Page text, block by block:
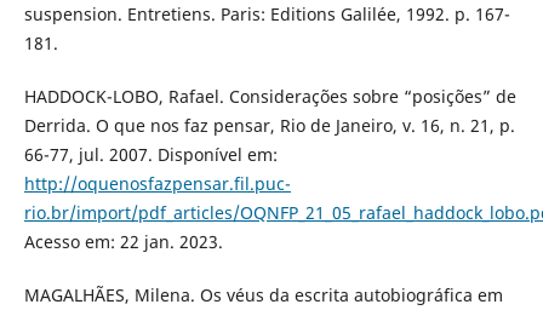
suspension. Entretiens. Paris: Editions Galilée, 1992. p. 167-
181.
HADDOCK-LOBO, Rafael. Considerações sobre “posições” de
Derrida. O que nos faz pensar, Rio de Janeiro, v. 16, n. 21, p.
66-77, jul. 2007. Disponível em:
http://oquenosfazpensar.fil.puc-
rio.br/import/pdf_articles/
Acesso em: 22 jan. 2023.
MAGALHÃES, Milena. Os véus da escrita autobiográfica em